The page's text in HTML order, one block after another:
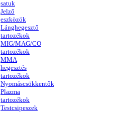
satuk
Jelző
eszközök
Lánghegesztő
tartozékok
MIG/MAG/CO
tartozékok
MMA
hegesztés
tartozékok
Nyomáscsökkentők
Plazma
tartozékok
Testcsipeszek